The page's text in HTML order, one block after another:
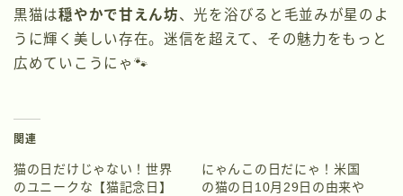
黒猫は穏やかで甘えん坊、光を浴びると毛並みが星のよ
うに輝く美しい存在。迷信を超えて、その魅力をもっと
広めていこうにゃ🐾
関連
猫の日だけじゃない！世界
のユニークな【猫記念日】
にゃんこの日だにゃ！米国
の猫の日10月29日の由来や